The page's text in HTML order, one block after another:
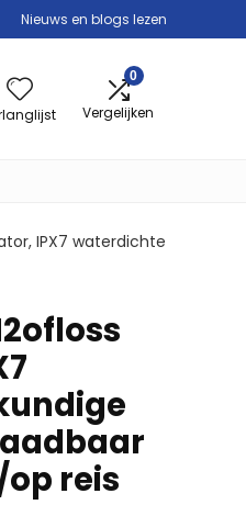
Nieuws en blogs lezen
0
Vergelijken
IPX7 waterdichte
reis